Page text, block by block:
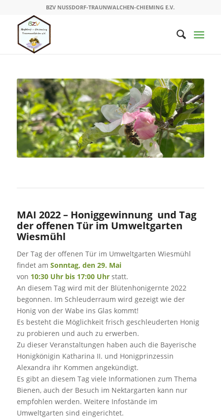
BZV NUSSDORF-TRAUNWALCHEN-CHIEMING E.V.
MAI 2022 – Honiggewinnung und Tag
der offenen Tür im Umweltgarten
Wiesmühl
Der Tag der offenen Tür im Umweltgarten Wiesmühl
findet am Sonntag, den 29. Mai
von 10:30 Uhr bis 17:00 Uhrstatt.
An diesem Tag wird mit der Blütenhonigernte 2022
begonnen. Im Schleuderraum wird gezeigt wie der
Honig von der Wabe ins Glas kommt!
Es besteht die Möglichkeit frisch geschleuderten Honig
zu probieren und auch zu erwerben.
Zu dieser Veranstaltungen haben auch die Bayerische
Honigkönigin Katharina II. und Honigprinzessin
Alexandra ihr Kommen angekündigt.
Es gibt an diesem Tag viele Informationen zum Thema
Bienen, auch der Besuch im Nektargarten kann nur
empfohlen werden. Weitere Infostände im
Umweltgarten sind eingerichtet.